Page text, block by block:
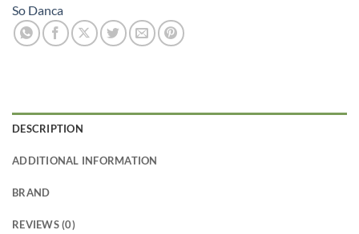
So Danca
DESCRIPTION
ADDITIONAL INFORMATION
BRAND
REVIEWS (0)